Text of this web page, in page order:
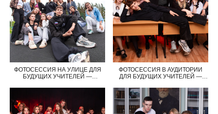
ФОТОСЕССИЯ НА УЛИЦЕ ДЛЯ
БУДУЩИХ УЧИТЕЛЕЙ —
ФОТОСЕССИЯ В АУДИТОРИИ
ДЛЯ БУДУЩИХ УЧИТЕЛЕЙ —
профессионально-
педагогического колледжа